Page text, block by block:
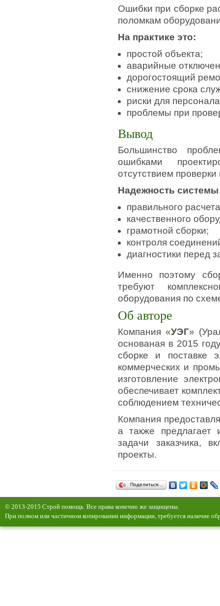
Ошибки при сборке
поломкам
На практике это:
простой объекта;
аварийные
дорогостоящий
снижение срока
риски для
проблемы при
Вывод
Большинство
ошибками
отсутствием
Надежность системы
правильного
качественного
грамотной сборки;
контроля
диагностики перед
Именно поэтому
требуют
оборудования по
Об авторе
Компания «УЭГ»
основаная в 2015
сборке и поставке
коммерческих и
изготовление
обеспечивает
соблюдением
Компания
а также предлагает
задачи заказчика,
проекты.
Поделиться…
© 2013-2015 Строй помощь. Все права конечно же защищены.
При полном или частичном копировании информации, требуется наличие